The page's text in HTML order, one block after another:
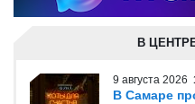
В
9 августа 2026
В Самаре